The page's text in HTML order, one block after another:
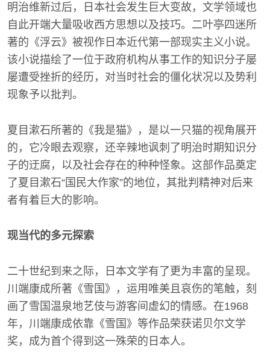
明治维新过后，日本社会发生巨大变故，文学领域也
自此开端大量吸收西方思想以及技巧。二叶亭四迷所
著的《浮云》被视作日本近代第一部现实主义小说。
该小说描绘了一位于政府机构从事工作的知识分子屡
屡遭受挫折的经历，对当时社会的僵化状况以及势利
现象予以批判。
夏目漱石所著的《我是猫》，是以一只猫的视角展开
的，它冷眼去观察，还辛辣地讽刺了明治时期知识分
子的迂腐，以及社会存在的种种怪象。这部作品奠定
了夏目漱石“国民大作家”的地位，其批判精神对后来
者有着巨大的影响。
现当代的多元探索
二十世纪到来之际，日本文学有了更为丰富的呈现。
川端康成所著《雪国》，运用唯美且哀伤的笔触，刻
画了雪国温泉地艺伎与游客间虚幻的情感。在1968
年，川端康成依靠《雪国》等作品荣获诺贝尔文学
奖，成为首个得到这一殊荣的日本人。